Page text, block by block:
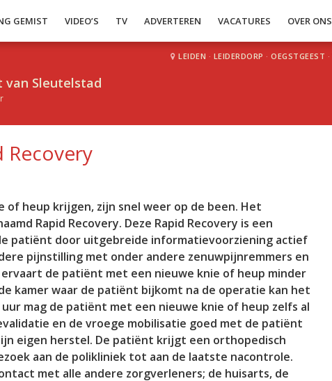
GEMIST VIDEO’S TV ADVERTEREN VACATURES OVER ONS
van Sleutelstad
LEIDEN · LEIDERDORP · OEGSTGEEST ·
Recovery
of heup krijgen, zijn snel weer op de been. Het
Rapid Recovery. Deze Rapid Recovery is een
patiënt door uitgebreide informatievoorziening actief
pijnstilling met onder andere zenuwpijnremmers en
de patiënt met een nieuwe knie of heup minder
kamer waar de patiënt bijkomt na de operatie kan het
mag de patiënt met een nieuwe knie of heup zelfs al
en de vroege mobilisatie goed met de patiënt
eigen herstel. De patiënt krijgt een orthopedisch
aan de polikliniek tot aan de laatste nacontrole.
met alle andere zorgverleners; de huisarts, de